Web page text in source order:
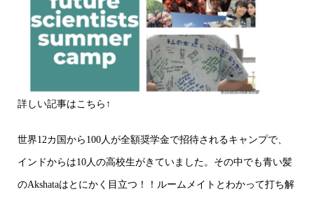
詳しい記事はこちら↑
世界12カ国から100人が全額奨学金で招待されるキャンプで、
インドからは10人の高校生がきていました。その中でも青い髪
のAkshataはとにかく目立つ！！ルームメイトとわかって打ち解